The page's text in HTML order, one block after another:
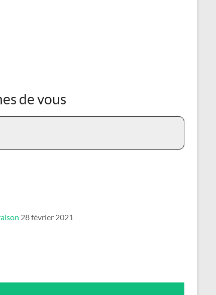
de vous
28 février 2021